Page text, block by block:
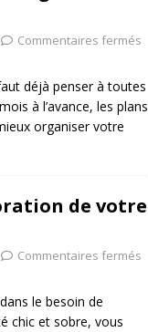
Commentaires fermés
déjà penser à toutes
à l’avance, les plans
organiser votre
de votre
Commentaires fermés
le besoin de
chic et sobre, vous